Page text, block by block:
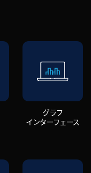
グラフ
インターフェース